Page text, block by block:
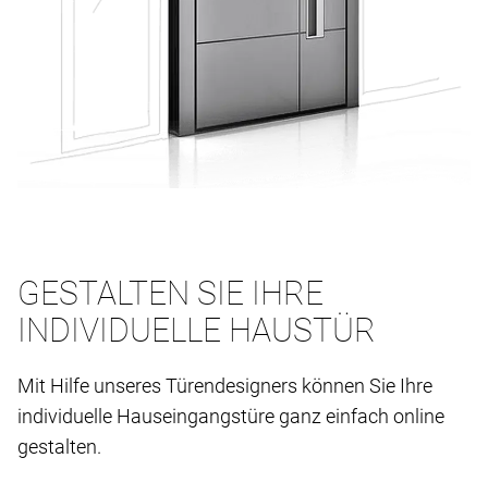
GESTALTEN SIE IHRE
INDIVIDUELLE HAUSTÜR
Mit Hilfe unseres Türendesigners können Sie Ihre
individuelle Hauseingangstüre ganz einfach online
gestalten.